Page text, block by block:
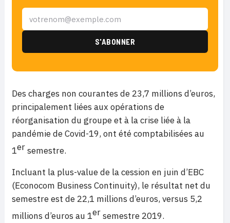
Des charges non courantes de 23,7 millions d’euros,
principalement liées aux opérations de
réorganisation du groupe et à la crise liée à la
pandémie de Covid-19, ont été comptabilisées au
1ersemestre.
Incluant la plus-value de la cession en juin d’EBC
(Econocom Business Continuity), le résultat net du
semestre est de 22,1 millions d’euros, versus 5,2
millions d’euros au 1ersemestre 2019.